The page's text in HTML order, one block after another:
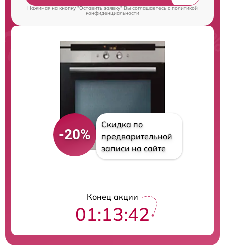
Нажимая на кнопку "Оставить заявку" Вы соглашаетесь cполитикой
конфиденциальности
-20%
Скидка по
предварительной
записи на сайте
Конец акции
01:13:41